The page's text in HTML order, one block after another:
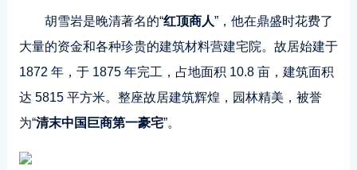
胡雪岩是晚清著名的“红顶商人”，他在鼎盛时花费了
大量的资金和各种珍贵的建筑材料营建宅院。故居始建于
1872 年，于 1875 年完工，占地面积 10.8 亩，建筑面积
达 5815 平方米。整座故居建筑辉煌，园林精美，被誉
为“清末中国巨商第一豪宅”。